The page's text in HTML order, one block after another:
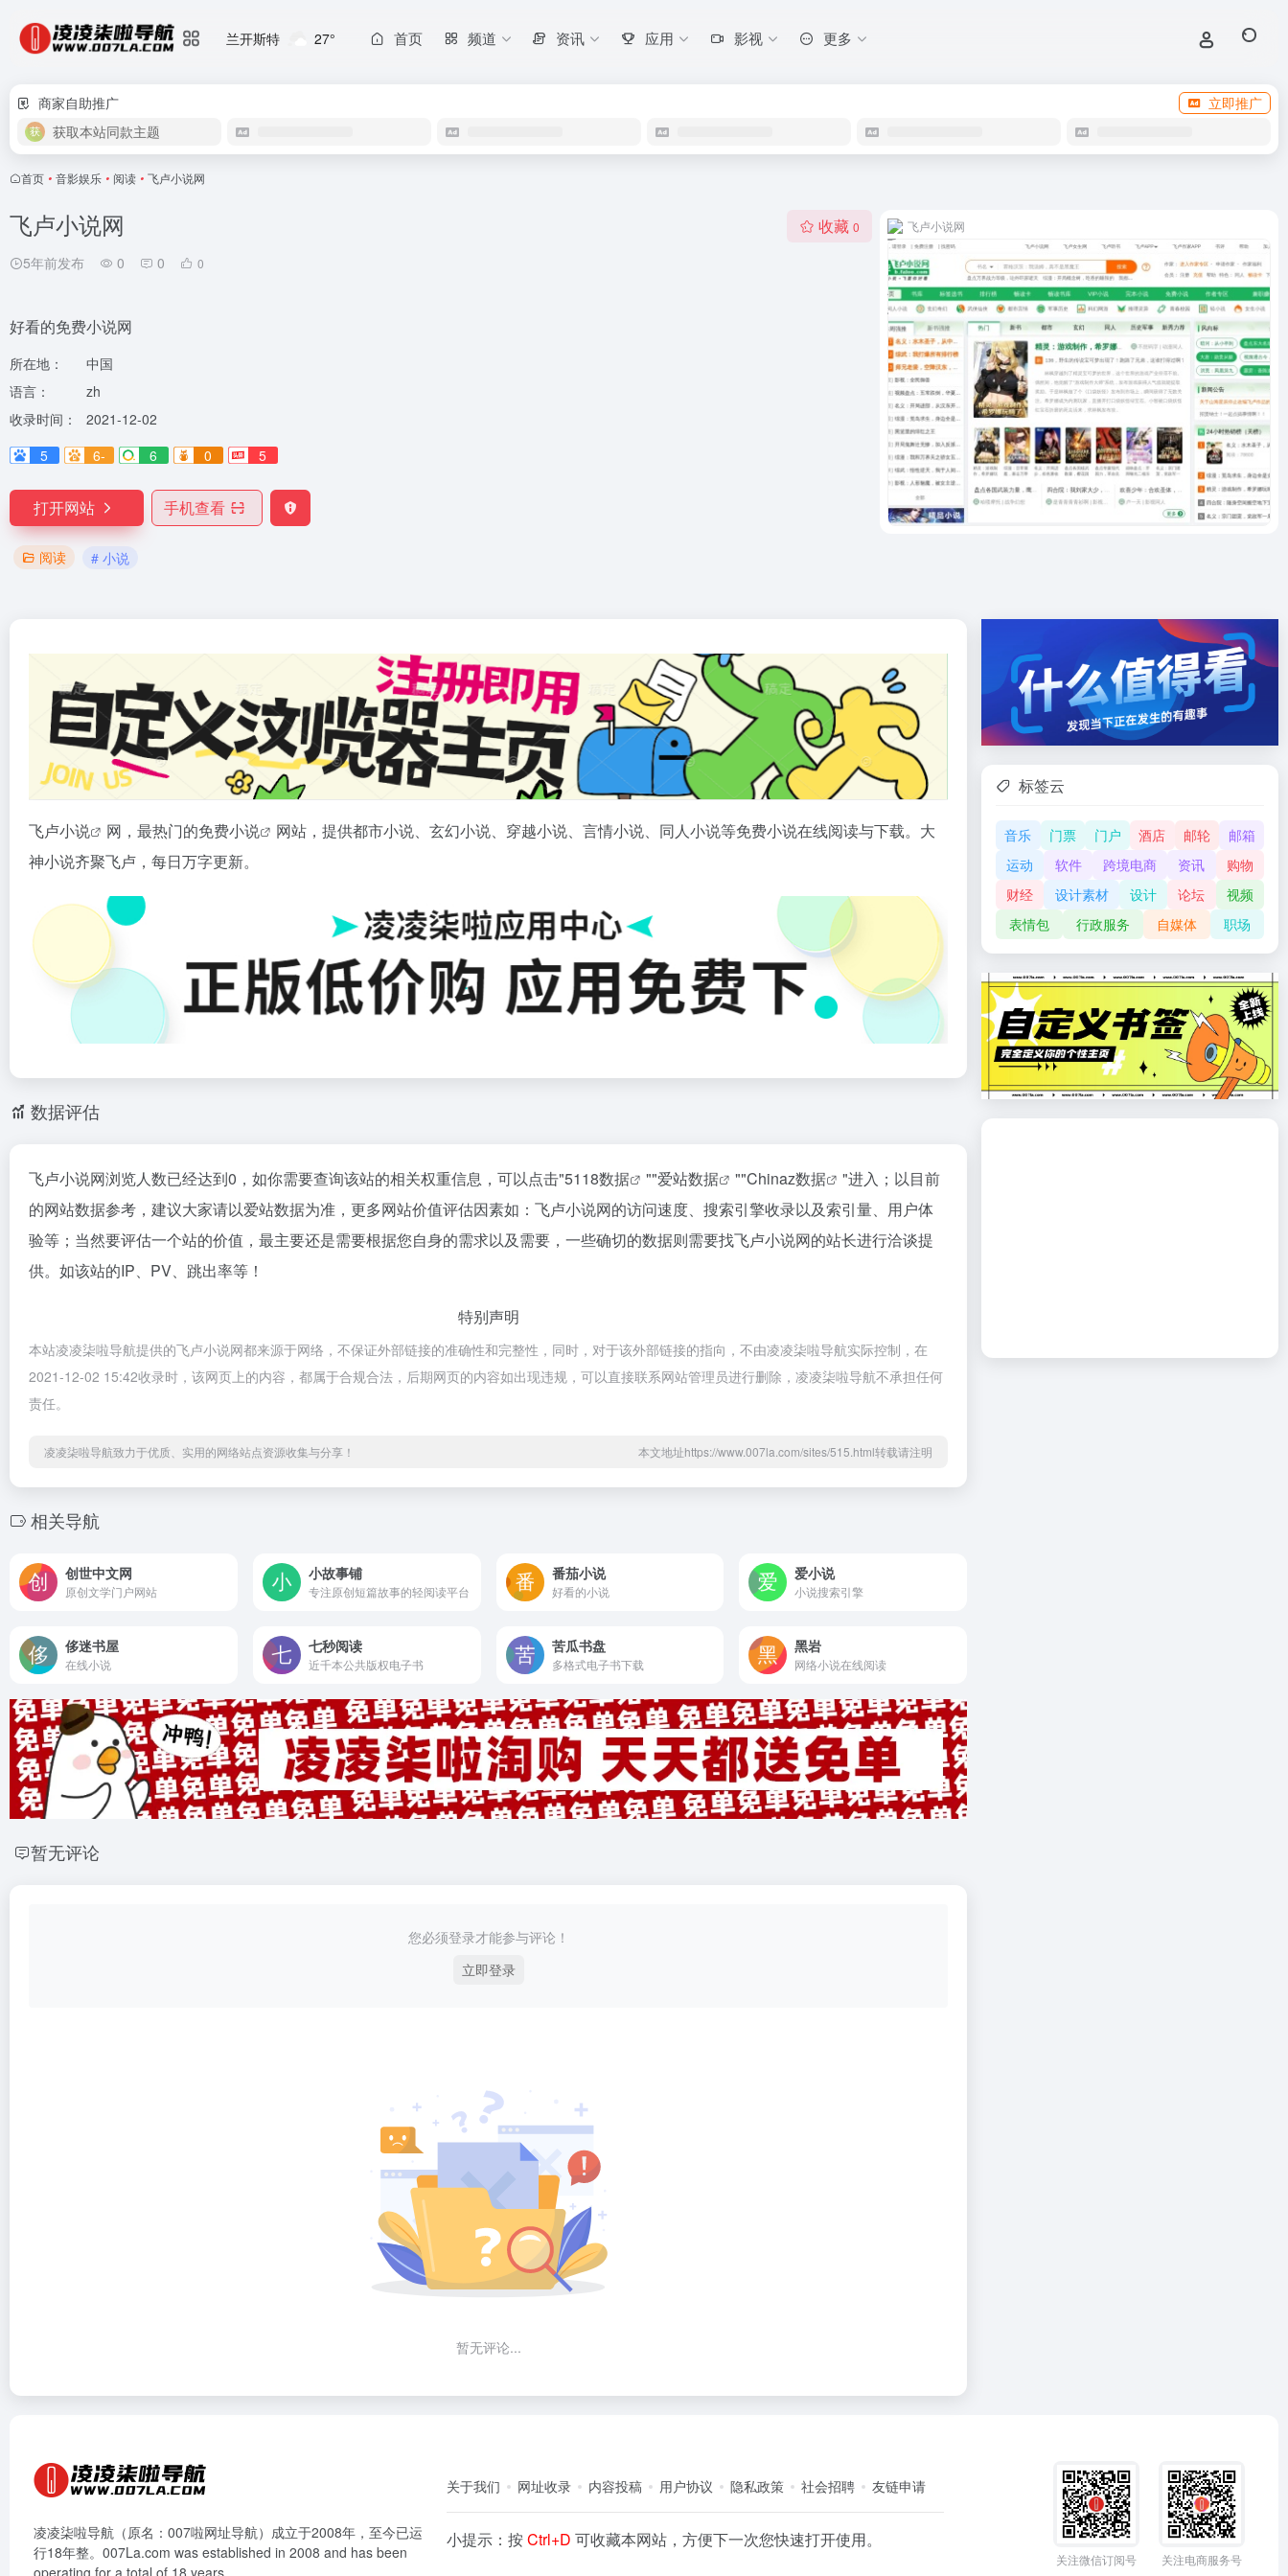
兰开斯特 27° 首页 频道 资讯 应用 影视 更多
商家自助推广
立即推广
获取本站同款主题
首页 • 音影娱乐 • 阅读 • 飞卢小说网
飞卢小说网
5年前发布 0 0 0
收藏 0
好看的免费小说网
所在地：
中国
语言：
zh
收录时间：
2021-12-02
5
6- 6 0 5
打开网站 手机查看
阅读 # 小说
飞卢小说网
飞卢小说 网，最热门的免费小说
网站，提供都市小说、玄幻小说、穿越小说、言情小说、同人小说等免费小说在线阅读与下载。大
神小说齐聚飞卢，每日万字更新。
数据评估
飞卢小说网浏览人数已经达到0，如你需要查询该站的相关权重信息，可以点击"5118数据 ""爱站数据 ""Chinaz数据
"进入；以目前
的网站数据参考，建议大家请以爱站数据为准，更多网站价值评估因素如：飞卢小说网的访问速度、搜索引擎收录以及索引量、用户体
验等；当然要评估一个站的价值，最主要还是需要根据您自身的需求以及需要，一些确切的数据则需要找飞卢小说网的站长进行洽谈提
供。如该站的IP、PV、跳出率等！
特别声明
本站凌凌柒啦导航提供的飞卢小说网都来源于网络，不保证外部链接的准确性和完整性，同时，对于该外部链接的指向，不由凌凌柒啦导航实际控制，在
2021-12-02 15:42收录时，该网页上的内容，都属于合规合法，后期网页的内容如出现违规，可以直接联系网站管理员进行删除，凌凌柒啦导航不承担任何
责任。
凌凌柒啦导航致力于优质、实用的网络站点资源收集与分享！ 本文地址https://www.007la.com/sites/515.html转载请注明
相关导航
创世中文网
原创文学门户网站
小故事铺
专注原创短篇故事的轻阅读平台
番茄小说
好看的小说
爱小说
小说搜索引擎
侈迷书屋
在线小说
七秒阅读
近千本公共版权电子书
苦瓜书盘
多格式电子书下载
黑岩
网络小说在线阅读
暂无评论
您必须登录才能参与评论！
立即登录
暂无评论...
标签云
音乐 门票 门户 酒店 邮轮
邮箱
运动
软件 跨境电商 资讯
购物
财经
设计素材 设计 论坛
视频
表情包
行政服务 自媒体 职场
凌凌柒啦导航（原名：007啦网址导航）成立于2008年，至今已运
行18年整。007La.com was established in 2008 and has been
operating for a total of 18 years.
关于我们 网址收录 内容投稿 用户协议 隐私政策 社会招聘 友链申请
小提示：按Ctrl+D可收藏本网站，方便下一次您快速打开使用。
关注微信订阅号 关注电商服务号